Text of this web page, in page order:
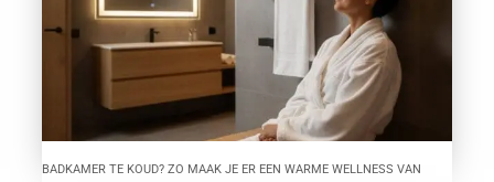
BADKAMER TE KOUD? ZO MAAK JE ER EEN WARME WELLNESS VAN